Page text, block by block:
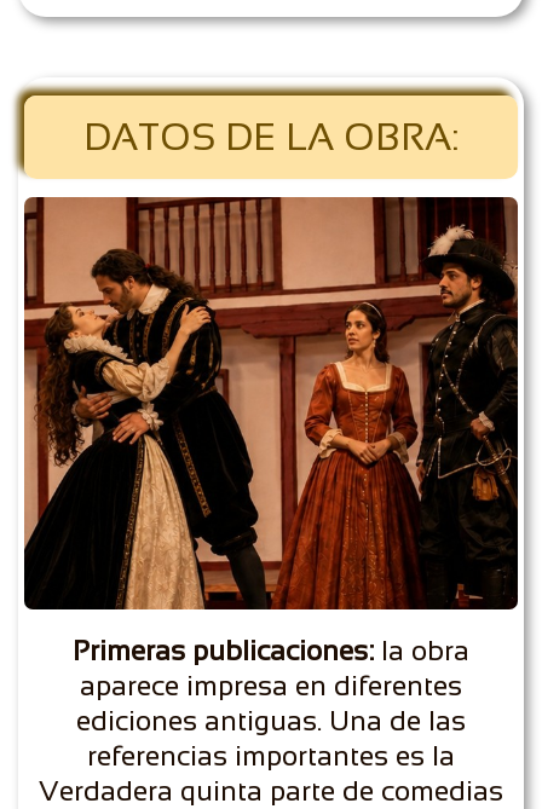
DATOS DE LA OBRA:
Primeras publicaciones: la obra
aparece impresa en diferentes
ediciones antiguas. Una de las
referencias importantes es la
Verdadera quinta parte de comedias